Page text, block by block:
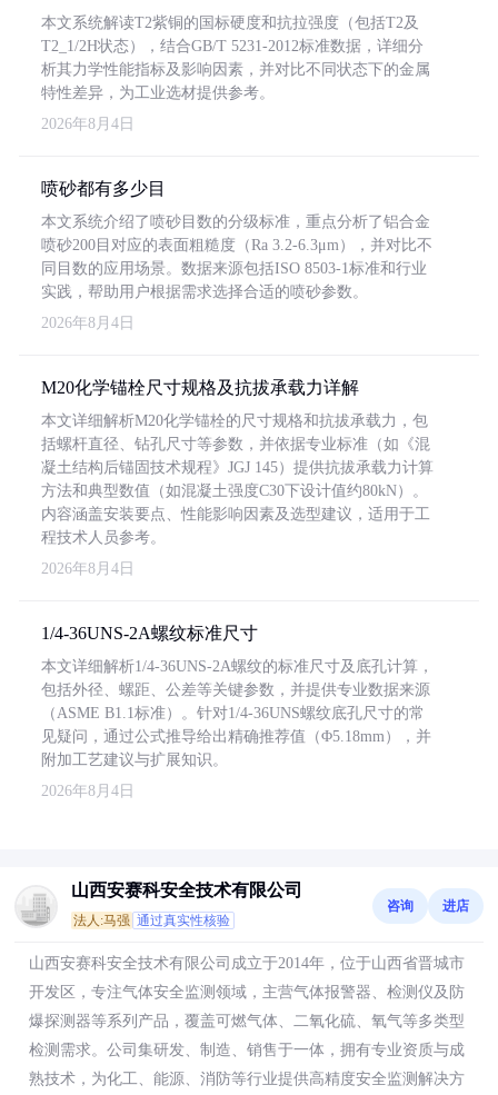
本文系统解读T2紫铜的国标硬度和抗拉强度（包括T2及
T2_1/2H状态），结合GB/T 5231-2012标准数据，详细分
析其力学性能指标及影响因素，并对比不同状态下的金属
特性差异，为工业选材提供参考。
2026年8月4日
喷砂都有多少目
本文系统介绍了喷砂目数的分级标准，重点分析了铝合金
喷砂200目对应的表面粗糙度（Ra 3.2-6.3μm），并对比不
同目数的应用场景。数据来源包括ISO 8503-1标准和行业
实践，帮助用户根据需求选择合适的喷砂参数。
2026年8月4日
M20化学锚栓尺寸规格及抗拔承载力详解
本文详细解析M20化学锚栓的尺寸规格和抗拔承载力，包
括螺杆直径、钻孔尺寸等参数，并依据专业标准（如《混
凝土结构后锚固技术规程》JGJ 145）提供抗拔承载力计算
方法和典型数值（如混凝土强度C30下设计值约80kN）。
内容涵盖安装要点、性能影响因素及选型建议，适用于工
程技术人员参考。
2026年8月4日
1/4-36UNS-2A螺纹标准尺寸
本文详细解析1/4-36UNS-2A螺纹的标准尺寸及底孔计算，
包括外径、螺距、公差等关键参数，并提供专业数据来源
（ASME B1.1标准）。针对1/4-36UNS螺纹底孔尺寸的常
见疑问，通过公式推导给出精确推荐值（Φ5.18mm），并
附加工艺建议与扩展知识。
2026年8月4日
山西安赛科安全技术有限公司
法人:马强 通过真实性核验
咨询 进店
山西安赛科安全技术有限公司成立于2014年，位于山西省晋城市
开发区，专注气体安全监测领域，主营气体报警器、检测仪及防
爆探测器等系列产品，覆盖可燃气体、二氧化硫、氧气等多类型
检测需求。公司集研发、制造、销售于一体，拥有专业资质与成
熟技术，为化工、能源、消防等行业提供高精度安全监测解决方